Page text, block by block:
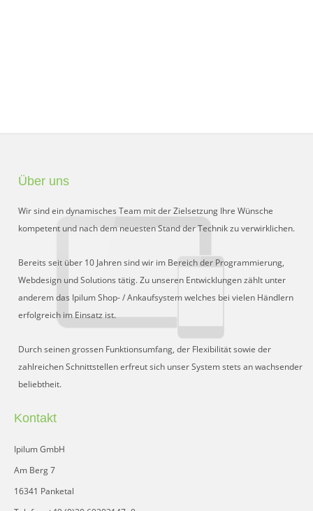
Über uns
Wir sind ein dynamisches Team mit der Zielsetzung Ihre Wünsche
kompetent und nach dem neuesten Stand der Technik zu verwirklichen.
Bereits seit über 10 Jahren sind wir im Bereich der Programmierung,
Webdesign und Solutions tätig. Zu unseren Entwicklungen zählt unter
anderem das Ipilum Shop- / Ankaufsystem welches bei vielen Händlern
erfolgreich im Einsatz ist.
Durch seinen grossen Funktionsumfang, der Flexibilität sowie der
zahlreichen Schnittstellen erfreut sich unser System stets an wachsender
beliebtheit.
Kontakt
Ipilum GmbH
Am Berg 7
16341 Panketal